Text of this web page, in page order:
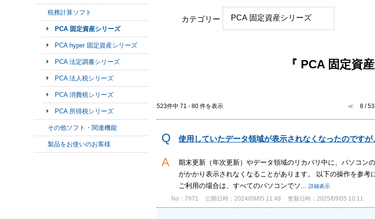
税務計算ソフト
PCA 固定資産シリーズ
PCA hyper 固定資産シリーズ
PCA 法定調書シリーズ
PCA 法人税シリーズ
PCA 消費税シリーズ
PCA 所得税シリーズ
その他ソフト・関連機能
製品をお使いのお客様
カテゴリー
『 PCA 固定資
523件中 71 - 80 件を表示 ≪ 8 /
使用していたデータ領域が表示されなくなったのですが
期末更新（年次更新）やデータ領域のリカバリ中に、パソコン
がかかり表示されなくなることがあります。 以下の操作を参
ご利用の場合は、すべてのパソコンでソ...
詳細表示
No：7971 公開日時：2024/09/05 11:48 更新日時：2025/09/05 10:11